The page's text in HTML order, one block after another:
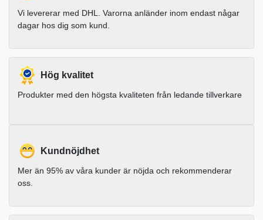
Vi levererar med DHL. Varorna anländer inom endast någar
dagar hos dig som kund.
Hög kvalitet
Produkter med den högsta kvaliteten från ledande tillverkare
Kundnöjdhet
Mer än 95% av våra kunder är nöjda och rekommenderar
oss.